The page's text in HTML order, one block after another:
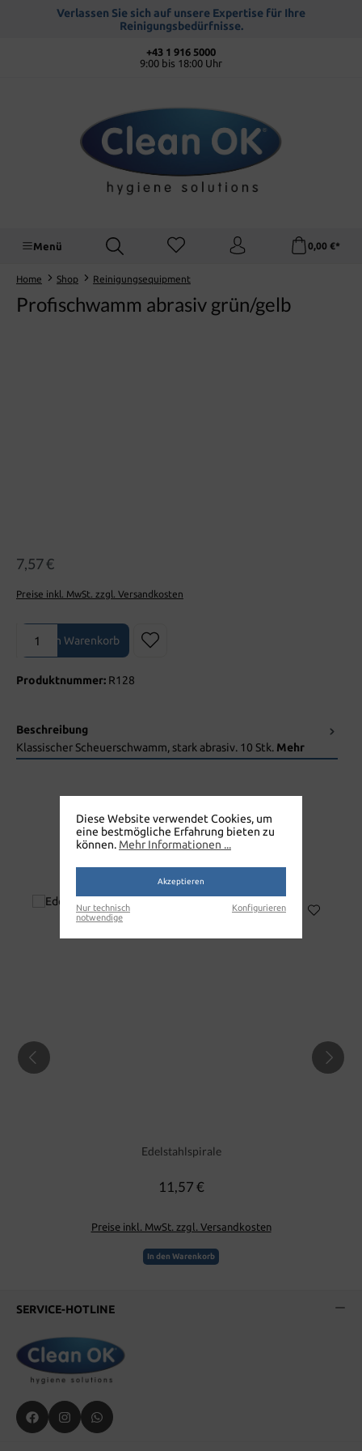
springenVerlassen Sie sich auf unsere Expertise für Ihre
Reinigungsbedürfnisse.
+43 1 916 5000
9:00 bis 18:00 Uhr
Menü 0,00 €*
Home Shop Reinigungsequipment
Profischwamm abrasiv grün/gelb
7,57 €
Preise inkl. MwSt. zzgl. Versandkosten
Produkt Anzahl: Gib den gewünschten Wert ein oder benutze die
In den Warenkorb
Produktnummer: R128
Beschreibung
Klassischer Scheuerschwamm, stark abrasiv. 10 Stk. Mehr
PROFISCHWAMM ABRASIV
GRÜN/GELB
Edelstahlspirale
Regulärer Preis:
11,57 €
Preise inkl. MwSt. zzgl. Versandkosten
In den Warenkorb
SERVICE-HOTLINE
Diese Website verwendet Cookies, um
eine bestmögliche Erfahrung bieten zu
können. Mehr Informationen ...
Akzeptieren
Nur technisch
notwendige
Konfigurieren